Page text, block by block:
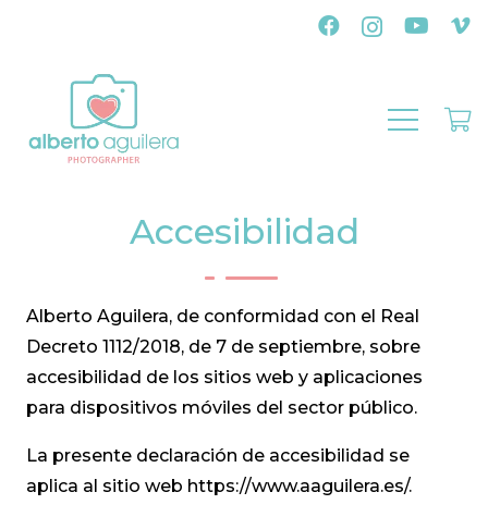
Accesibilidad
Alberto Aguilera, de conformidad con el Real
Decreto 1112/2018, de 7 de septiembre, sobre
accesibilidad de los sitios web y aplicaciones
para dispositivos móviles del sector público.
La presente declaración de accesibilidad se
aplica al sitio web https://www.aaguilera.es/.